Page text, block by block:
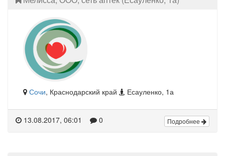
Сочи, Краснодарский край Есауленко, 1а
13.08.2017, 06:01 0 Подробнее